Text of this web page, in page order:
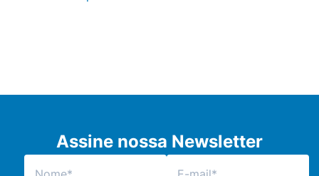
Assine nossa Newsletter